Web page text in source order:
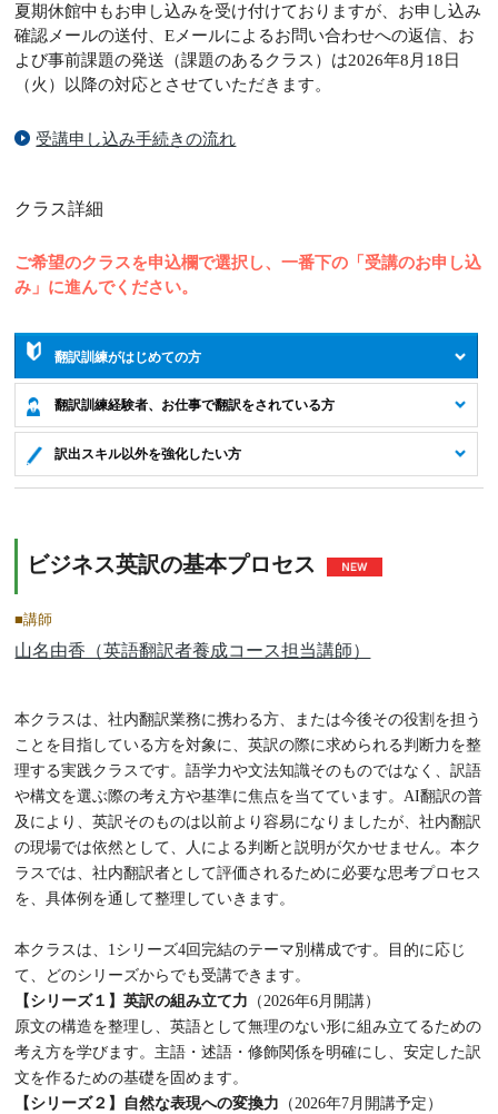
夏期休館中もお申し込みを受け付けておりますが、お申し込み
確認メールの送付、Eメールによるお問い合わせへの返信、お
よび事前課題の発送（課題のあるクラス）は2026年8月18日
（火）以降の対応とさせていただきます。
受講申し込み手続きの流れ
クラス詳細
ご希望のクラスを申込欄で選択し、一番下の「受講のお申し込
み」に進んでください。
翻訳訓練がはじめての方
翻訳訓練経験者、お仕事で翻訳をされている方
訳出スキル以外を強化したい方
ビジネス英訳の基本プロセス
■講師
山名由香（英語翻訳者養成コース担当講師）
本クラスは、社内翻訳業務に携わる方、または今後その役割を担う
ことを目指している方を対象に、英訳の際に求められる判断力を整
理する実践クラスです。語学力や文法知識そのものではなく、訳語
や構文を選ぶ際の考え方や基準に焦点を当てています。AI翻訳の普
及により、英訳そのものは以前より容易になりましたが、社内翻訳
の現場では依然として、人による判断と説明が欠かせません。本ク
ラスでは、社内翻訳者として評価されるために必要な思考プロセス
を、具体例を通して整理していきます。
本クラスは、1シリーズ4回完結のテーマ別構成です。目的に応じ
て、どのシリーズからでも受講できます。
【シリーズ１】英訳の組み立て力 （2026年6月開講）
原文の構造を整理し、英語として無理のない形に組み立てるための
考え方を学びます。主語・述語・修飾関係を明確にし、安定した訳
文を作るための基礎を固めます。
【シリーズ２】自然な表現への変換力 （2026年7月開講予定）